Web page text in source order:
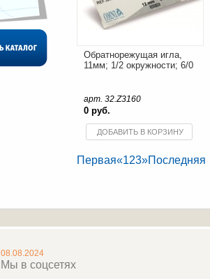
Обратнорежущая игла,
11мм; 1/2 окружности; 6/0
арт. 32.Z3160
0 руб.
ДОБАВИТЬ В КОРЗИНУ
Первая«123»Последняя
08.08.2024
Мы в соцсетях